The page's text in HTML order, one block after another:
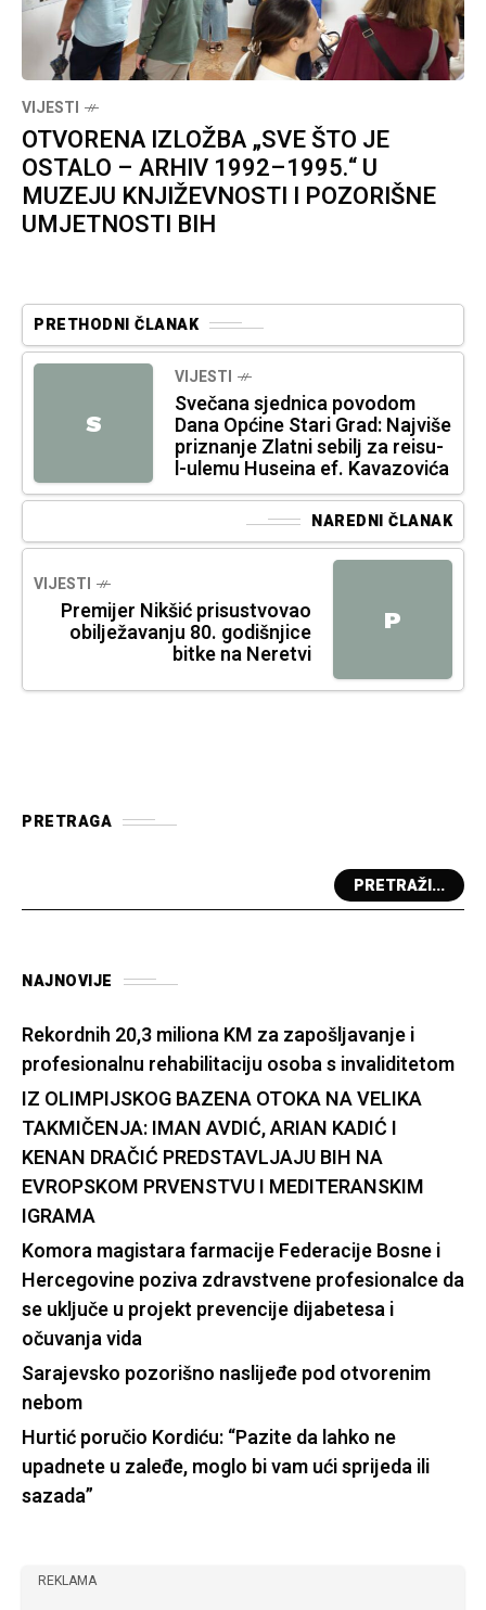
VIJESTI
OTVORENA IZLOŽBA „SVE ŠTO JE
OSTALO – ARHIV 1992–1995.“ U
MUZEJU KNJIŽEVNOSTI I POZORIŠNE
UMJETNOSTI BIH
PRETHODNI ČLANAK
S
VIJESTI
Svečana sjednica povodom
Dana Općine Stari Grad: Najviše
priznanje Zlatni sebilj za reisu-
l-ulemu Huseina ef. Kavazovića
NAREDNI ČLANAK
P
VIJESTI
Premijer Nikšić prisustvovao
obilježavanju 80. godišnjice
bitke na Neretvi
PRETRAGA
PRETRAŽI...
NAJNOVIJE
Rekordnih 20,3 miliona KM za zapošljavanje i
profesionalnu rehabilitaciju osoba s invaliditetom
IZ OLIMPIJSKOG BAZENA OTOKA NA VELIKA
TAKMIČENJA: IMAN AVDIĆ, ARIAN KADIĆ I
KENAN DRAČIĆ PREDSTAVLJAJU BIH NA
EVROPSKOM PRVENSTVU I MEDITERANSKIM
IGRAMA
Komora magistara farmacije Federacije Bosne i
Hercegovine poziva zdravstvene profesionalce da
se uključe u projekt prevencije dijabetesa i
očuvanja vida
Sarajevsko pozorišno naslijeđe pod otvorenim
nebom
Hurtić poručio Kordiću: “Pazite da lahko ne
upadnete u zaleđe, moglo bi vam ući sprijeda ili
sazada”
REKLAMA